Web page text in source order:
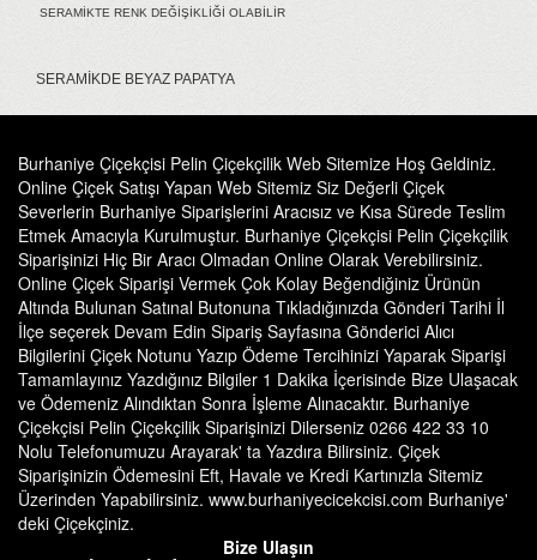
SERAMİKTE RENK DEĞİŞİKLİĞİ OLABİLİR
SERAMİKDE BEYAZ PAPATYA
Burhaniye Çiçekçisi Pelin Çiçekçilik Web Sitemize Hoş Geldiniz.
Online Çiçek Satışı Yapan Web Sitemiz Siz Değerli Çiçek
Severlerin Burhaniye Siparişlerini Aracısız ve Kısa Sürede Teslim
Etmek Amacıyla Kurulmuştur. Burhaniye Çiçekçisi Pelin Çiçekçilik
Siparişinizi Hiç Bir Aracı Olmadan Online Olarak Verebilirsiniz.
Online Çiçek Siparişi Vermek Çok Kolay Beğendiğiniz Ürünün
Altında Bulunan Satınal Butonuna Tıkladığınızda Gönderi Tarihi İl
İlçe seçerek Devam Edin Sipariş Sayfasına Gönderici Alıcı
Bilgilerini Çiçek Notunu Yazıp Ödeme Tercihinizi Yaparak Siparişi
Tamamlayınız Yazdığınız Bilgiler 1 Dakika İçerisinde Bize Ulaşacak
ve Ödemeniz Alındıktan Sonra İşleme Alınacaktır. Burhaniye
Çiçekçisi Pelin Çiçekçilik Siparişinizi Dilerseniz 0266 422 33 10
Nolu Telefonumuzu Arayarak' ta Yazdıra Bilirsiniz. Çiçek
Siparişinizin Ödemesini Eft, Havale ve Kredi Kartınızla Sitemiz
Üzerinden Yapabilirsiniz. www.burhaniyecicekcisi.com Burhaniye'
deki Çiçekçiniz.
Bize Ulaşın